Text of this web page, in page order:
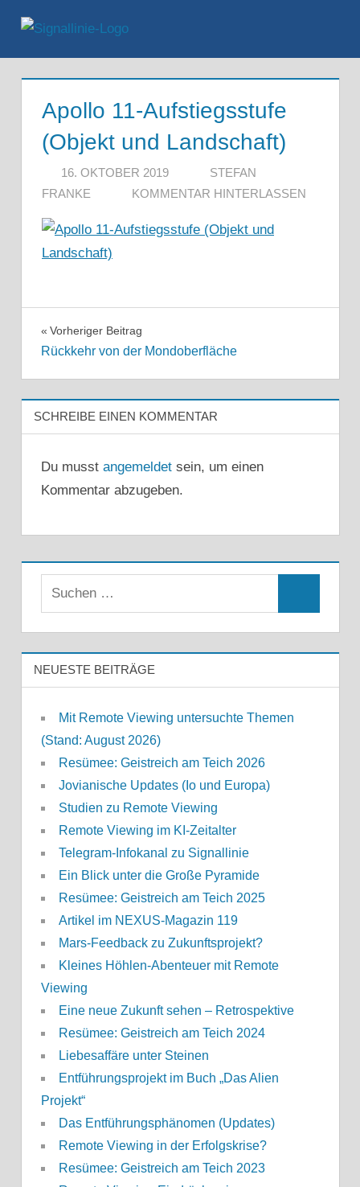
Inhalt
springen
Apollo 11-Aufstiegsstufe
(Objekt und Landschaft)
16. OKTOBER 2019
STEFAN
FRANKE
KOMMENTAR HINTERLASSEN
Beitragsnavigation
Vorheriger Beitrag
Rückkehr von der Mondoberfläche
SCHREIBE EINEN KOMMENTAR
Du musst angemeldetsein, um einen
Kommentar abzugeben.
NEUESTE BEITRÄGE
Mit Remote Viewing untersuchte Themen
(Stand: August 2026)
Resümee: Geistreich am Teich 2026
Jovianische Updates (Io und Europa)
Studien zu Remote Viewing
Remote Viewing im KI-Zeitalter
Telegram-Infokanal zu Signallinie
Ein Blick unter die Große Pyramide
Resümee: Geistreich am Teich 2025
Artikel im NEXUS-Magazin 119
Mars-Feedback zu Zukunftsprojekt?
Kleines Höhlen-Abenteuer mit Remote
Viewing
Eine neue Zukunft sehen – Retrospektive
Resümee: Geistreich am Teich 2024
Liebesaffäre unter Steinen
Entführungsprojekt im Buch „Das Alien
Projekt“
Das Entführungsphänomen (Updates)
Remote Viewing in der Erfolgskrise?
Resümee: Geistreich am Teich 2023